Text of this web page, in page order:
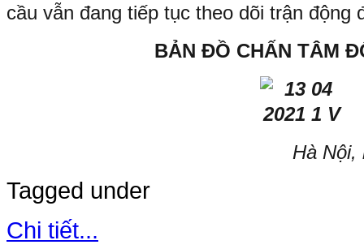
cầu vẫn đang tiếp tục theo dõi trận động
BẢN ĐỒ CHẤN TÂM
Hà Nội,
Tagged under
Chi tiết...